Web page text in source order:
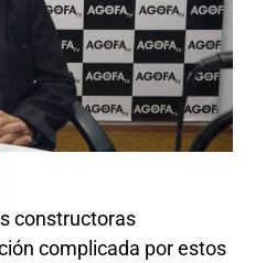
constructoras
complicada por estos